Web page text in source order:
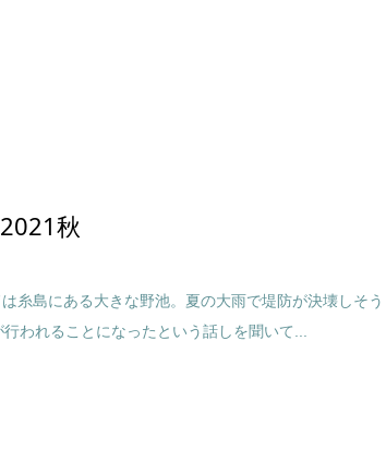
秋
糸島にある大きな野池。夏の大雨で堤防が決壊しそう
われることになったという話しを聞いて...